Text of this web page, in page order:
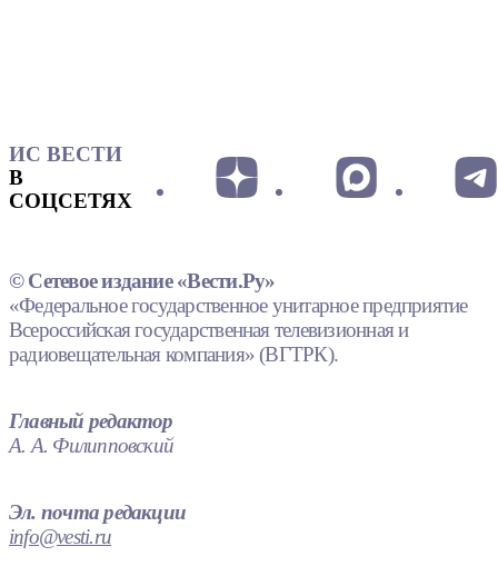
ИС ВЕСТИ
В
СОЦСЕТЯХ
© Сетевое издание «Вести.Ру»
«Федеральное государственное унитарное предприятие
Всероссийская государственная телевизионная и
радиовещательная компания» (ВГТРК).
Главный редактор
А. А. Филипповский
Эл. почта редакции
info@vesti.ru